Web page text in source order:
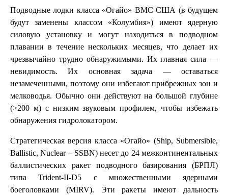
Подводные лодки класса «Огайо» ВМС США (в будущем
будут заменены классом «Колумбия») имеют ядерную
силовую установку и могут находиться в подводном
плавании в течение нескольких месяцев, что делает их
чрезвычайно трудно обнаружимыми. Их главная сила —
невидимость. Их основная задача — оставаться
незамеченными, поэтому они избегают прибрежных зон и
мелководья. Обычно они действуют на большой глубине
(>200 м) с низким звуковым профилем, чтобы избежать
обнаружения гидролокатором.
Стратегическая версия класса «Огайо» (Ship, Submersible,
Ballistic, Nuclear – SSBN) несет до 24 межконтинентальных
баллистических ракет подводного базирования (БРПЛ)
типа Trident-II-D5 с множественными ядерными
боеголовками (MIRV). Эти ракеты имеют дальность